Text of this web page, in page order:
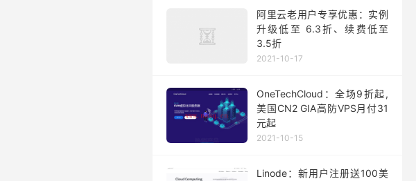
阿里云老用户专享优惠：实例
升级低至 6.3折、续费低至
3.5折
2021-10-17
OneTechCloud：全场9折起,
美国CN2 GIA高防VPS月付31
元起
2021-10-15
Linode：新用户注册送100美